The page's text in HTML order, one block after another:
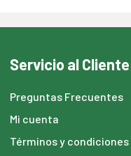
Servicio al Cliente
Preguntas Frecuentes
Mi cuenta
Términos y condiciones